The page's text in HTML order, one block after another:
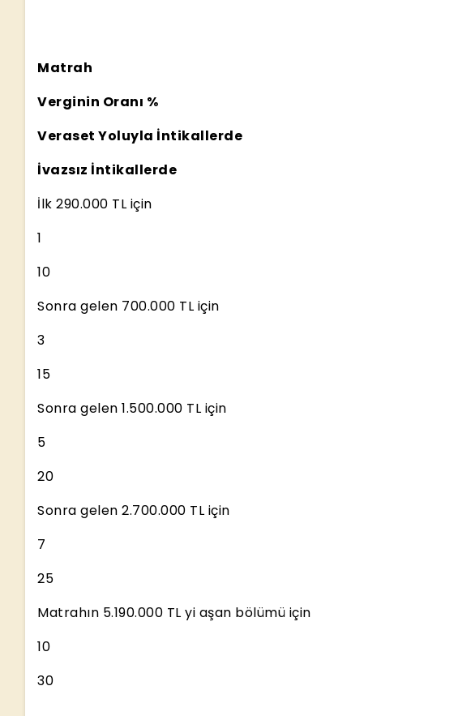
Matrah
Verginin Oranı %
Veraset Yoluyla İntikallerde
İvazsız İntikallerde
İlk 290.000 TL için
1
10
Sonra gelen 700.000 TL için
3
15
Sonra gelen 1.500.000 TL için
5
20
Sonra gelen 2.700.000 TL için
7
25
Matrahın 5.190.000 TL yi aşan bölümü için
10
30